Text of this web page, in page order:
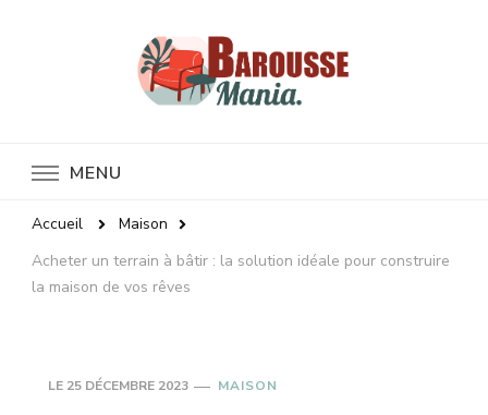
MENU
Accueil
Maison
Acheter un terrain à bâtir : la solution idéale pour construire
la maison de vos rêves
LE 25 DÉCEMBRE 2023 MAISON